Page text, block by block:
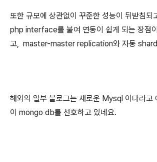
또한 규모에 상관없이 꾸준한 성능이 뒤받침되
php interface를 붙여 연동이 쉽게 되는 장점
고, master-master replication와 자동
해외의 일부 블로그는 새로운 Mysql 이다라고
이 mongo db를 선호하고 있네요.